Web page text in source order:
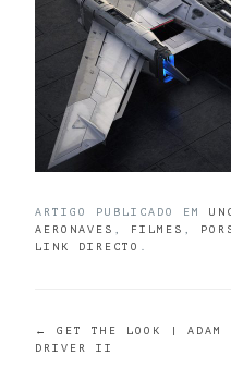
ARTIGO PUBLICADO EM
AERONAVES
FILMES
LINK DIRECTO
POST
←
GET THE LOOK | ADAM
DRIVER II